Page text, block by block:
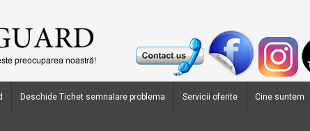
Deschide Tichet semnalare problema Servicii oferite Cine suntem